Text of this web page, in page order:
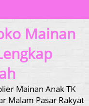
Mainan
Mainan Anak TK
Malam Pasar Rakyat